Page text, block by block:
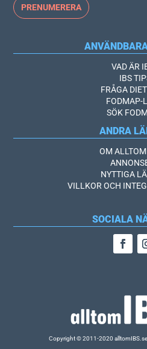
VAD ÄR
IBS
FRÅGA
FODMAP-
SÖK
ANDRA
OM
NYTTIGA
VILLKOR OCH
SOCIALA
Copyright © 2011-2020 alltomIBS.se.